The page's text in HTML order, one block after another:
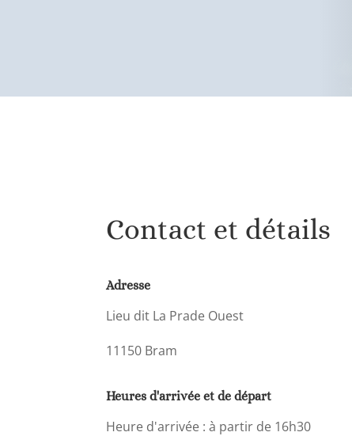
Contact et détails
Adresse
Lieu dit La Prade Ouest
11150 Bram
Heures d'arrivée et de départ
Heure d'arrivée : à partir de 16h30